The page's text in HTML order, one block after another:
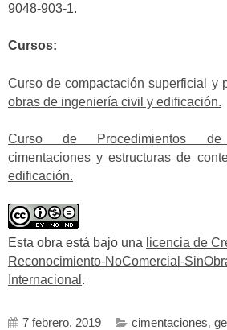
9048-903-1.
Cursos:
Curso de compactación superficial y
obras de ingeniería civil y edificación.
Curso de Procedimientos
cimentaciones y estructuras de
edificación.
Esta obra está bajo una licencia de
Reconocimiento-NoComercial-
Internacional .
7 febrero, 2019 cimentaciones,